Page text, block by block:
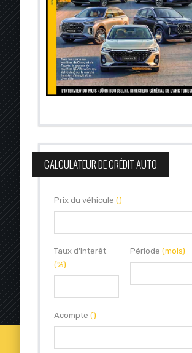
CALCULATEUR DE CRÉDIT AUTO
Prix du véhicule ()
Taux d'interêt
(%)
Période(mois)
Acompte ()